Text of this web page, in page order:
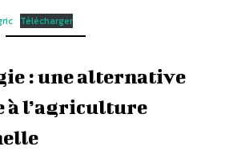
Télécharger
: une alternative
à l’agriculture